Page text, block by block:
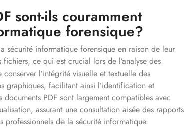
sont-ils couramment
forensique?
sécurité informatique forensique en raison de leur
ce qui est crucial lors de l’analyse des
l’intégrité visuelle et textuelle des
graphiques, facilitant ainsi l’identification et
PDF sont largement compatibles avec
assurant une consultation aisée des rapports
professionnels de la sécurité informatique.